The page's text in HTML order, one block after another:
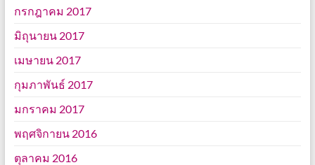
กรกฎาคม 2017
มิถุนายน 2017
เมษายน 2017
กุมภาพันธ์ 2017
มกราคม 2017
พฤศจิกายน 2016
ตุลาคม 2016